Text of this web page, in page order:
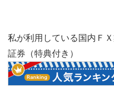
私が利用している国内Ｆ
証券（特典付き）